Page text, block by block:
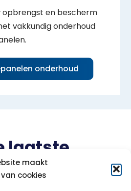
maakt
cookies
opbrengst en bescherm
vakkundig onderhoud
onderhoud
laatste